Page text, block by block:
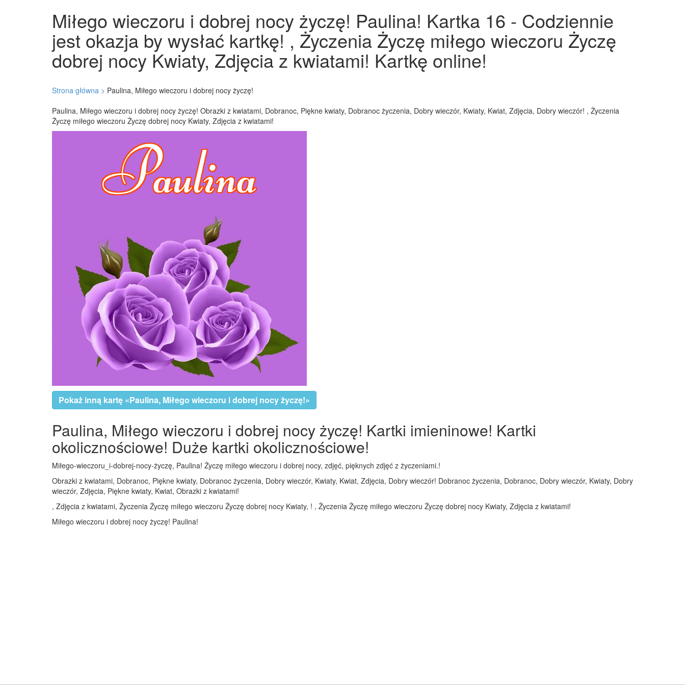
Miłego wieczoru i dobrej nocy życzę! Paulina! Kartka 16 - Codziennie
jest okazja by wysłać kartkę! , Życzenia Życzę miłego wieczoru Życzę
dobrej nocy Kwiaty, Zdjęcia z kwiatami! Kartkę online!
Strona główna > Paulina, Miłego wieczoru i dobrej nocy życzę!
Paulina, Miłego wieczoru i dobrej nocy życzę! Obrazki z kwiatami, Dobranoc, Piękne kwiaty, Dobranoc życzenia, Dobry wieczór, Kwiaty, Kwiat, Zdjęcia, Dobry wieczór! , Życzenia
Życzę miłego wieczoru Życzę dobrej nocy Kwiaty, Zdjęcia z kwiatami!
Pokaż inną kartę «Paulina, Miłego wieczoru i dobrej nocy życzę!»
Paulina, Miłego wieczoru i dobrej nocy życzę! Kartki imieninowe! Kartki
okolicznościowe! Duże kartki okolicznościowe!
Miłego-wieczoru_i-dobrej-nocy-życzę, Paulina! Życzę miłego wieczoru i dobrej nocy, zdjęć, pięknych zdjęć z życzeniami.!
Obrazki z kwiatami, Dobranoc, Piękne kwiaty, Dobranoc życzenia, Dobry wieczór, Kwiaty, Kwiat, Zdjęcia, Dobry wieczór! Dobranoc życzenia, Dobranoc, Dobry wieczór, Kwiaty, Dobry
wieczór, Zdjęcia, Piękne kwiaty, Kwiat, Obrazki z kwiatami!
, Zdjęcia z kwiatami, Życzenia Życzę miłego wieczoru Życzę dobrej nocy Kwiaty, ! , Życzenia Życzę miłego wieczoru Życzę dobrej nocy Kwiaty, Zdjęcia z kwiatami!
Miłego wieczoru i dobrej nocy życzę! Paulina!